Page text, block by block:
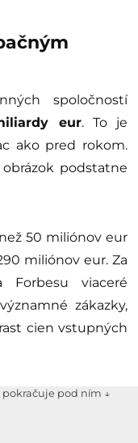
spoločností
eur. To je
ako pred rokom.
podstatne
50 miliónov eur
miliónov eur. Za
Forbesu viaceré
zákazky,
cien vstupných
pokračuje pod ním ↓